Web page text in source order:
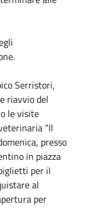
Serristori,
riavvio del
le visite
“Il
presso
in piazza
per il
al
per